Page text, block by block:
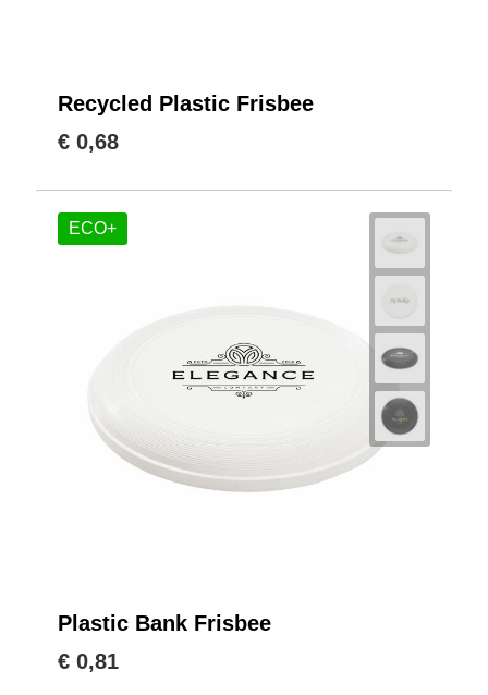
Recycled Plastic Frisbee
€ 0,68
ECO+
Plastic Bank Frisbee
€ 0,81